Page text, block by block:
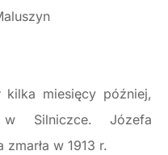
kilka miesięcy później,
Silniczce. Józefa
w 1913 r.